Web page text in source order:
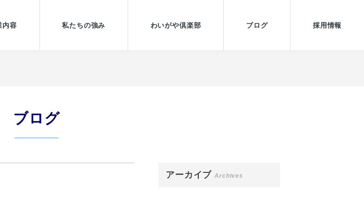
内容 私たちの強み わいがや倶楽部 ブログ 採用情報
ブログ
アーカイブ Archives